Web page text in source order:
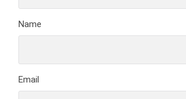
Name
Email